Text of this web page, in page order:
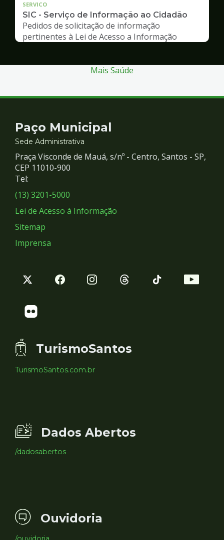
SERVICO
SIC - Serviço de Informação ao Cidadão
Pedidos de solicitação de informação
pertinentes à Lei de Acesso a Informação
Mais Saúde
Contato
e
Redes
Sociais
Paço Municipal
Sede Administrativa
Praça Visconde de Mauá, s/nº - Centro, Santos - SP,
CEP 11010-900
Tel:
(13) 3201-5000
Lei de Acesso à Informação
Sitemap
Imprensa
TurismoSantos
TurismoSantos.com.br
Dados Abertos
/dadosabertos
Ouvidoria